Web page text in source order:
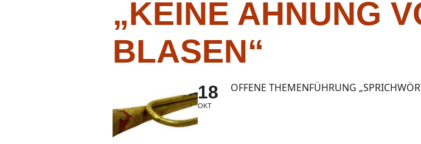
„KEINE AHNUNG
BLASEN“
18
OKT
OFFENE THEMENFÜHRUNG